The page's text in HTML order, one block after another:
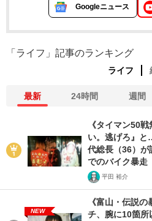
Googleニュース
「ライフ」記事のランキング
ライフ
最新 24時間 週間
《タイマン50
い。逃げろ』
代総長（36）が
でのバイク暴走
平田 裕介
NEW
《富山・伝説
チ、腕に10箇